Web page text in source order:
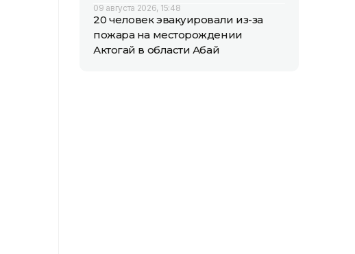
09 августа 2026, 15:48
20 человек эвакуировали из-за
пожара на месторождении
Актогай в области Абай